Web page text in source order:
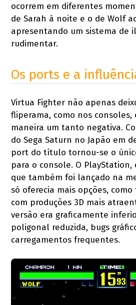
ocorrem em diferentes
de Sarah à noite e o de Wolf
apresentando um sistema de
rudimentar.
Os ports e a
Virtua Fighter não apenas
fliperama, como nos consoles,
maneira um tanto negativa.
do Sega Saturn no Japão em
port do título tornou-se o
para o console. O
que também foi lançado na
só oferecia mais opções,
com produções 3D mais
versão era graficamente
poligonal reduzida, bugs
carregamentos frequentes.